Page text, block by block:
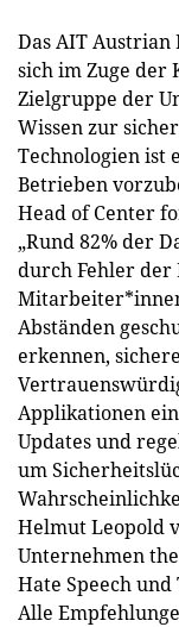
Das AIT
sich im Zuge der
Zielgruppe der
Wissen zur
Technologien ist
Betrieben
Head of Center
„Rund 82% der
durch Fehler
Abständen
erkennen,
Applikationen
Updates und
um
Helmut Leopold
Unternehmen
Hate Speech
Alle